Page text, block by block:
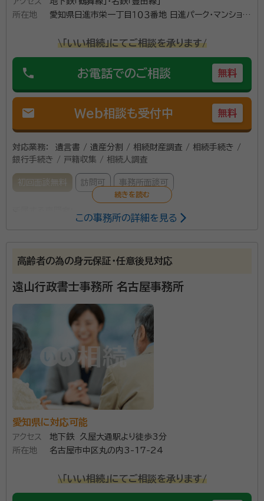
所在地
愛知県日進市栄一丁目１０３番地 日進パーク・マンション
\「いい相続」にてご相談を承ります/
phone お電話でのご相談 無料
mail Web相談も受付中 無料
対応業務：
遺言書 / 遺産分割 / 相続財産調査 / 相続手続き /
銀行手続き / 戸籍収集 / 相続人調査
初回面談無料 訪問可 事務所面談可
資格等：特定行政書士
この事務所の詳細を見る
高齢者の為の身元保証・任意後見対応
遠山行政書士事務所 名古屋事務所
愛知県に対応可能
アクセス
地下鉄 久屋大通駅より徒歩3分
所在地
名古屋市中区丸の内3-17-24
\「いい相続」にてご相談を承ります/